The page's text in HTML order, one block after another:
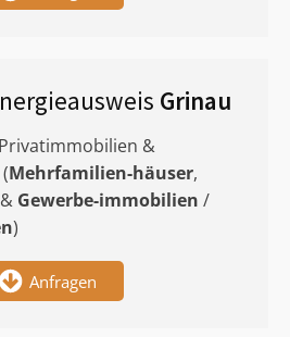
Grinau
&
(Mehrfamilien-häuser,
& Gewerbe-immobilien /
)
Anfragen